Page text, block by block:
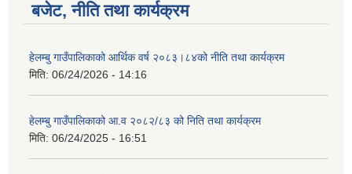
बजेट, नीति तथा कार्यक्रम
हेलम्बु गाउँपालिकाको आर्थिक वर्ष २०८३।८४को नीति तथा कार्यक्रम
मिति: 06/24/2026 - 14:16
हेलम्बु गाउँपालिकाको आ.व २०८२/८३ को निति तथा कार्यक्रम
मिति: 06/24/2025 - 16:51